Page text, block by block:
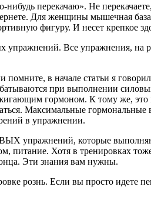
перекачаю». Не
Для женщины мышечная
фигуру. И несет крепкое
упражнений. Все упражнения,
в начале статьи я
при выполнении
гормоном. К тому же,
Максимальные
в упражнении.
упражнений, которые
питание. Хотя в тренировках
Эти знания вам нужны.
рознь. Если вы просто